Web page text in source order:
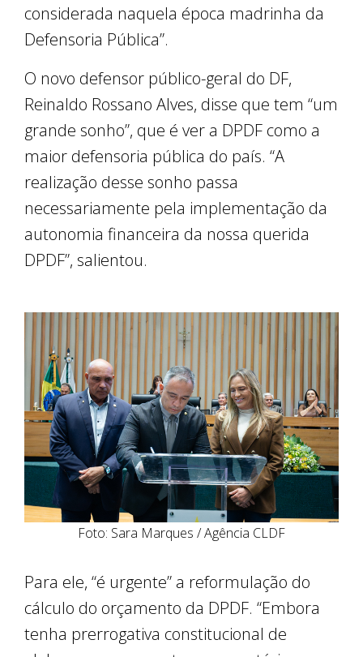
considerada naquela época madrinha da
Defensoria Pública”.
O novo defensor público-geral do DF,
Reinaldo Rossano Alves, disse que tem “um
grande sonho”, que é ver a DPDF como a
maior defensoria pública do país. “A
realização desse sonho passa
necessariamente pela implementação da
autonomia financeira da nossa querida
DPDF”, salientou.
Foto: Sara Marques / Agência CLDF
Para ele, “é urgente” a reformulação do
cálculo do orçamento da DPDF. “Embora
tenha prerrogativa constitucional de